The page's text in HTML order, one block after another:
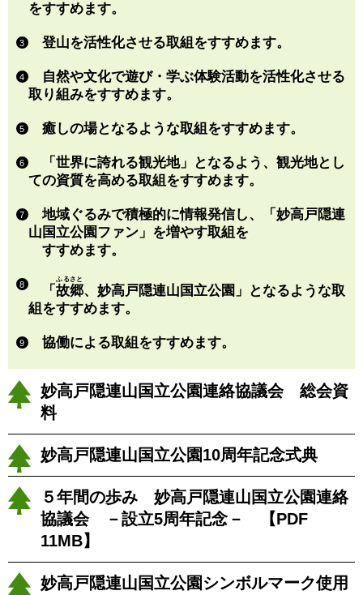
をすすめます。
3 登山を活性化させる取組をすすめます。
4
自然や文化で遊び・学ぶ体験活動を活性化させる
取り組みをすすめます。
5 癒しの場となるような取組をすすめます。
6
「世界に誇れる観光地」となるよう、観光地とし
ての資質を高める取組をすすめます。
7
地域ぐるみで積極的に情報発信し、「妙高戸隠連
山国立公園ファン」を増やす取組を
すすめます。
8 「 故郷
ふるさと
、妙高戸隠連山国立公園」となるような取
組をすすめます。
9 協働による取組をすすめます。
妙高戸隠連山国立公園連絡協議会 総会資
料
妙高戸隠連山国立公園10周年記念式典
５年間の歩み 妙高戸隠連山国立公園連絡
協議会 －設立5周年記念－ 【PDF
11MB】
妙高戸隠連山国立公園シンボルマーク使用